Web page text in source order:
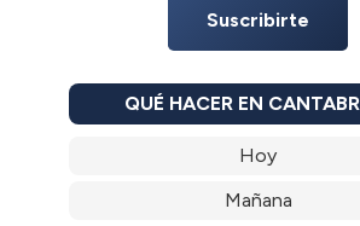
Suscribirte
QUÉ HACER EN
Hoy
Mañana